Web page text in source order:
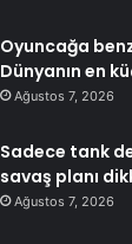
Oyuncağa
Dünyanın en
Ağustos 7, 2026
Sadece tank
savaş planı
Ağustos 7, 2026